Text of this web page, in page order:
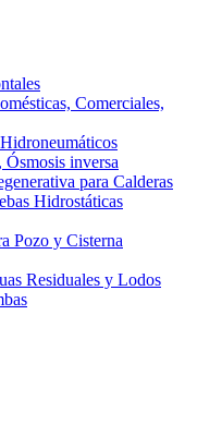
Comerciales,
inversa
para Calderas
Hidrostáticas
Pozo y Cisterna
Residuales y Lodos